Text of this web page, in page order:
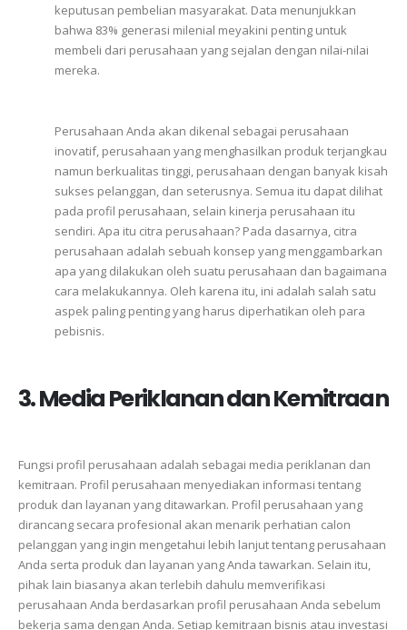
keputusan pembelian masyarakat. Data menunjukkan
bahwa 83% generasi milenial meyakini penting untuk
membeli dari perusahaan yang sejalan dengan nilai-nilai
mereka.
Perusahaan Anda akan dikenal sebagai perusahaan
inovatif, perusahaan yang menghasilkan produkterjangkau
namun berkualitas tinggi, perusahaan dengan banyak kisah
sukses pelanggan, dan seterusnya. Semua itu dapat dilihat
pada profil perusahaan, selain kinerja perusahaan itu
sendiri. Apa itu citra perusahaan? Pada dasarnya, citra
perusahaan adalah sebuah konsep yang menggambarkan
apa yang dilakukan oleh suatu perusahaan dan bagaimana
cara melakukannya. Oleh karena itu, ini adalah salah satu
aspek paling pentingyang harus diperhatikan oleh para
pebisnis.
3. Media Periklanan dan Kemitraan
Fungsi profil perusahaan adalah sebagai media periklanan dan
kemitraan. Profil perusahaan menyediakan informasi tentang
produk dan layanan yang ditawarkan. Profil perusahaan yang
dirancang secara profesional akan menarik perhatian calon
pelanggan yang ingin mengetahui lebih lanjuttentang perusahaan
Anda serta produk dan layanan yangAnda tawarkan. Selain itu,
pihak lain biasanya akan terlebih dahulu memverifikasi
perusahaan Anda berdasarkan profil perusahaan Anda sebelum
bekerja sama dengan Anda. Setiap kemitraan bisnis atau investasi